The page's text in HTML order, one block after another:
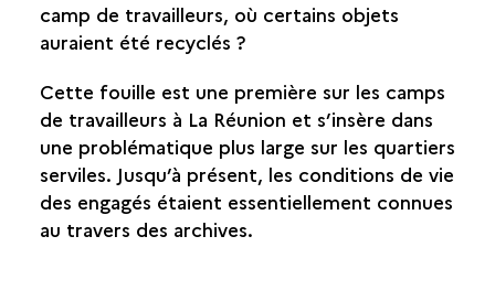
camp de travailleurs, où certains objets
auraient été recyclés ?
Cette fouille est une première sur les camps
de travailleurs à La Réunion et s’insère dans
une problématique plus large sur les quartiers
serviles. Jusqu’à présent, les conditions de vie
des engagés étaient essentiellement connues
au travers des archives.